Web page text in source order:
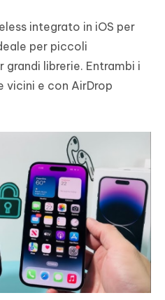
integrato in iOS per
per piccoli
librerie. Entrambi i
vicini e con AirDrop